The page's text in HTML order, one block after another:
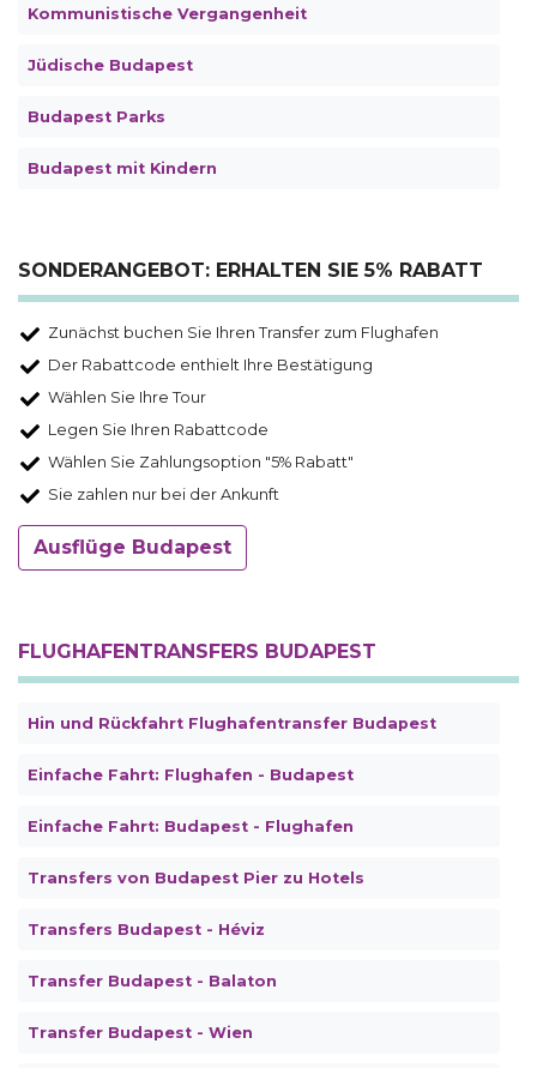
Kommunistische Vergangenheit
Jüdische Budapest
Budapest Parks
Budapest mit Kindern
SONDERANGEBOT: ERHALTEN SIE 5% RABATT
Zunächst buchen Sie Ihren Transfer zum Flughafen
Der Rabattcode enthielt Ihre Bestätigung
Wählen Sie Ihre Tour
Legen Sie Ihren Rabattcode
Wählen Sie Zahlungsoption "5% Rabatt"
Sie zahlen nur bei der Ankunft
Ausflüge Budapest
FLUGHAFENTRANSFERS BUDAPEST
Hin und Rückfahrt Flughafentransfer Budapest
Einfache Fahrt: Flughafen - Budapest
Einfache Fahrt: Budapest - Flughafen
Transfers von Budapest Pier zu Hotels
Transfers Budapest - Héviz
Transfer Budapest - Balaton
Transfer Budapest - Wien